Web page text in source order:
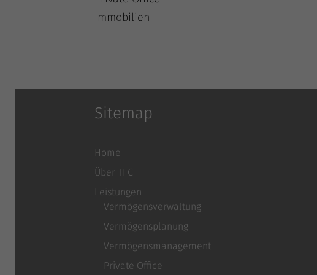
Immobilien
Sitemap
Home
Über TFC
Leistungen
Vermögensverwaltung
Vermögensplanung
Vermögensmanagement
Private Office